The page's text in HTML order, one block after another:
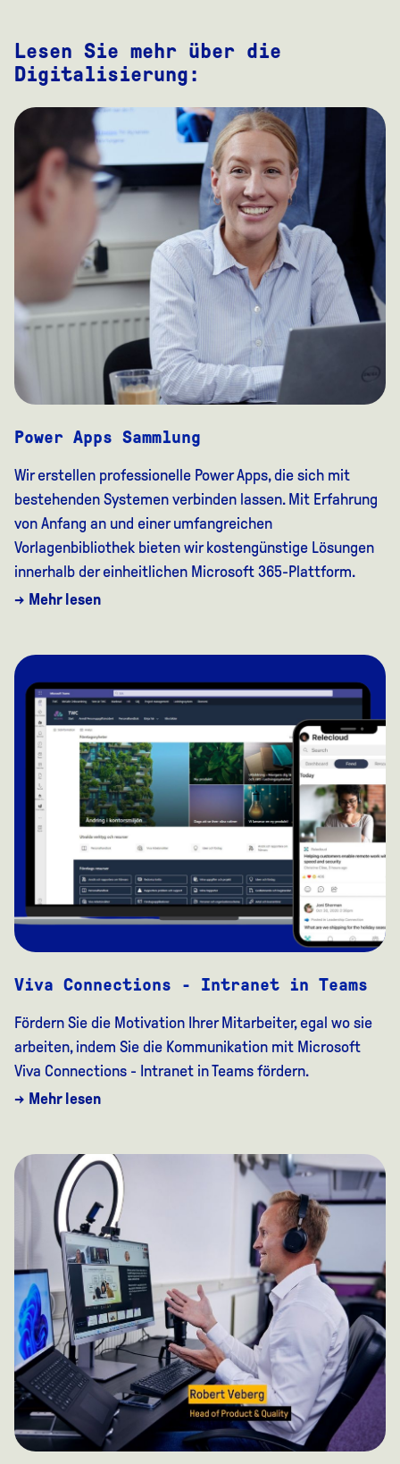
Lesen Sie mehr über die
Digitalisierung:
Power Apps Sammlung
Wir erstellen professionelle Power Apps, die sich mit
bestehenden Systemen verbinden lassen. Mit Erfahrung
von Anfang an und einer umfangreichen
Vorlagenbibliothek bieten wir kostengünstige Lösungen
innerhalb der einheitlichen Microsoft 365-Plattform.
→ Mehr lesen
Viva Connections - Intranet in Teams
Fördern Sie die Motivation Ihrer Mitarbeiter, egal wo sie
arbeiten, indem Sie die Kommunikation mit Microsoft
Viva Connections - Intranet in Teams fördern.
→ Mehr lesen